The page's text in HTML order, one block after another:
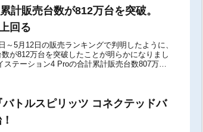
販売台数が812万台を突破。
回る
～5月12日の販売ランキングで判明したように、
が812万台を突破したことが明らかになりまし
ステーション4 Proの合計累計販売台数807万
トルスピリッツ コネクテッドバ